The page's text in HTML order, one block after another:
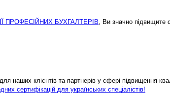
ПРОФЕСІЙНИХ БУХГАЛТЕРІВ, Ви значно підвищите
клієнтів та партнерів у сфері підвищення
сертифікацій для українських спеціалістів!